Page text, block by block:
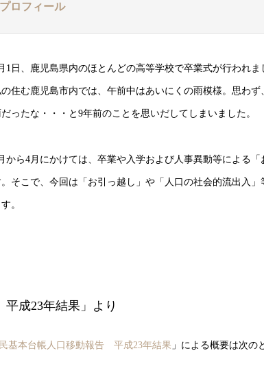
プロフィール
1日、鹿児島県内のほとんどの高等学校で卒業式が行われま
住む鹿児島市内では、午前中はあいにくの雨模様。思わ
だったな・・・と9年前のことを思いだしてしまいました。
から4月にかけては、卒業や入学および人事異動等による
そこで、今回は「お引っ越し」や「人口の社会的流出入
。
成23年結果」より
基本台帳人口移動報告 平成23年結果 」による概要は次の